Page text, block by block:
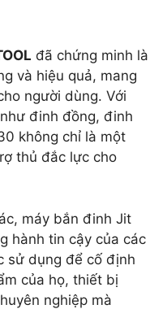
đã chứng minh là
và hiệu quả, mang
người dùng. Với
đinh đồng, đinh
không chỉ là một
thủ đắc lực cho
máy bắn đinh Jit
hành tin cậy của các
sử dụng để cố định
của họ, thiết bị
nghiệp mà